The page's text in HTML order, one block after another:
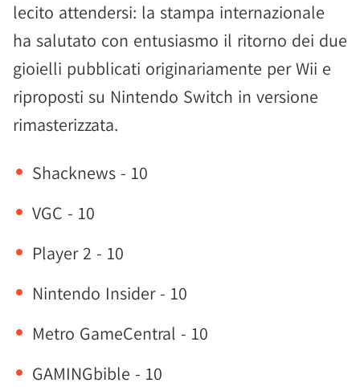
lecito attendersi: la stampa internazionale
ha salutato con entusiasmo il ritorno dei due
gioielli pubblicati originariamente per Wii e
riproposti su Nintendo Switch in versione
rimasterizzata.
Shacknews - 10
VGC - 10
Player 2 - 10
Nintendo Insider - 10
Metro GameCentral - 10
GAMINGbible - 10